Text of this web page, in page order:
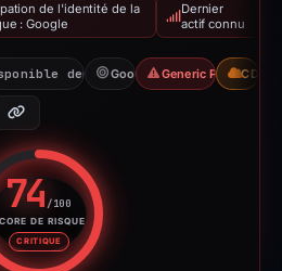
de l'identité de la
: Google
Dernier
actif connu
depuis 20/02/2026
Google Generic Phishing
CDN
74 /100
DE RISQUE
CRITIQUE
Score de risque : 74 sur 100.